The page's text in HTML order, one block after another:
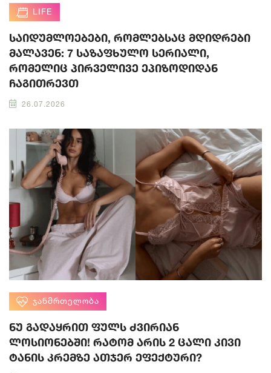
LIFE
საიდუმლოებები, რომლებსაც მდიდრები
მალავენ: 7 საზაფხულო სერიალი,
რომელიც პირველივე ეპიზოდიდან
ჩაგითრევთ
26.07.2026
ᲯᲐᲜᲛᲠᲗᲔᲚᲝᲑᲐ
ნუ გადაყრით ფულს ძვირიან
ლოსიონებში! რატომ არის 2 ცალი კივი
ტანის კრემზე ათჯერ ეფექტური?